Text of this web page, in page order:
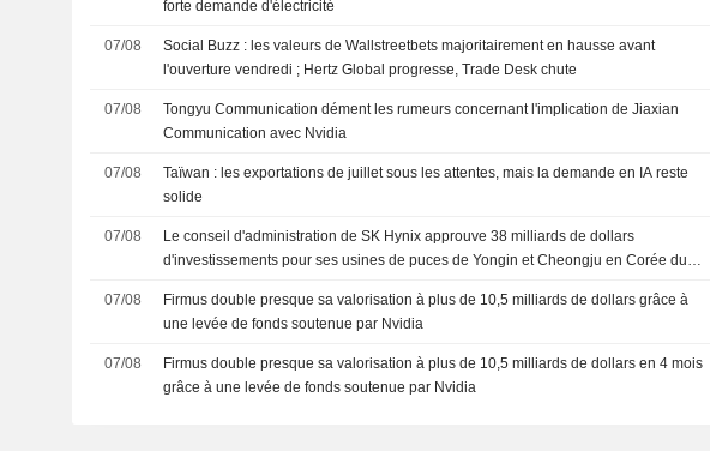
forte demande d'électricité
07/08
Social Buzz : les valeurs de Wallstreetbets majoritairement en hausse avant
l'ouverture vendredi ; Hertz Global progresse, Trade Desk chute
07/08
Tongyu Communication dément les rumeurs concernant l'implication de Jiaxian
Communication avec Nvidia
07/08
Taïwan : les exportations de juillet sous les attentes, mais la demande en IA reste
solide
07/08
Le conseil d'administration de SK Hynix approuve 38 milliards de dollars
d'investissements pour ses usines de puces de Yongin et Cheongju en Corée du
07/08
Firmus double presque sa valorisation à plus de 10,5 milliards de dollars grâce à
une levée de fonds soutenue par Nvidia
07/08
Firmus double presque sa valorisation à plus de 10,5 milliards de dollars en 4 mois
grâce à une levée de fonds soutenue par Nvidia